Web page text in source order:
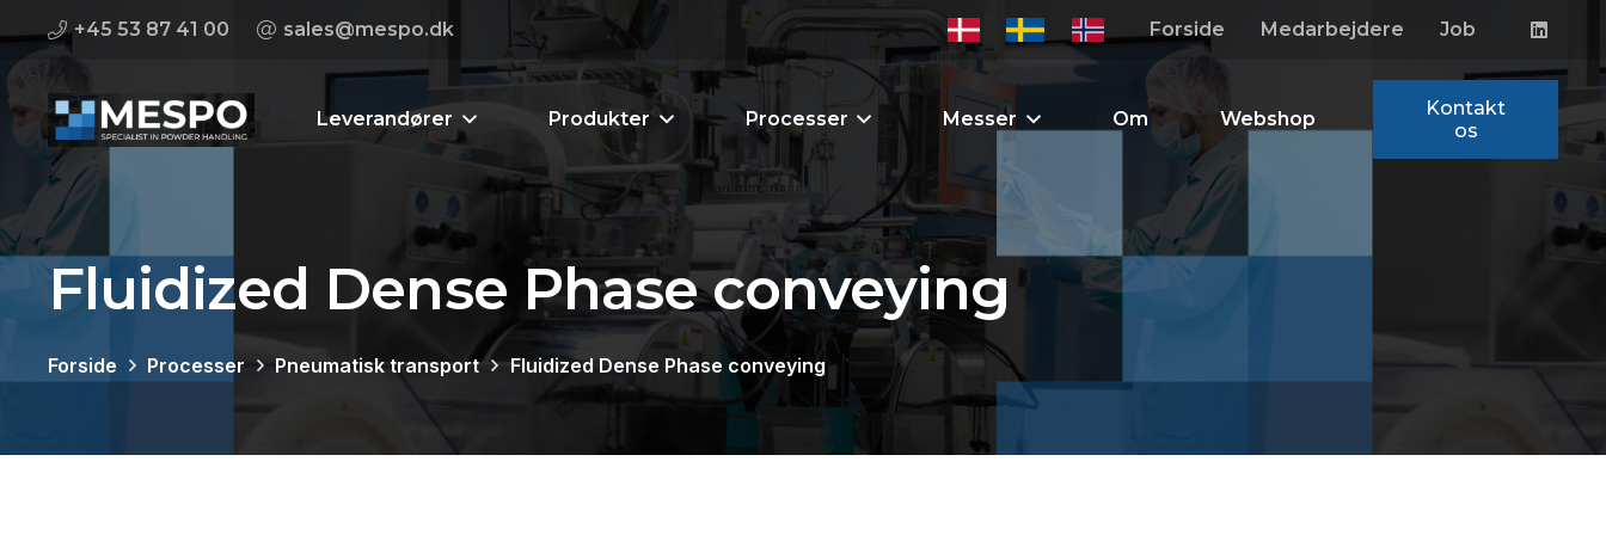
+45 53 87 41 00 sales@mespo.dk Forside Medarbejdere Job
Leverandører Produkter Processer Messer Om Webshop
Kontakt
os
Fluidized Dense Phase conveying
Forside Processer Pneumatisk transport Fluidized Dense Phase conveying